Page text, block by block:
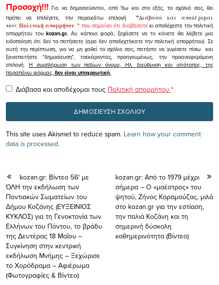
Προσοχή!!! Για να δημοσιεύονται, από 'δω και στο εξής, τα σχόλιά σας, θα
πρέπει να επιλέγετε, την παρακάτω επιλογή
"Διάβασα και αποδέχομαι
τουςΠολιτική απορρήτου" που σημαίνει ότι διαβάσατεκι αποδέχεστε την πολιτική
απορρήτου τουkozan.gr. Αν, κάποια φορά, ξεχάσετε να το κάνετε θα λάβετε μια
ειδοποίηση ότι δεν το πατήσατε (αρα δεν αποδεχτήκατε την πολιτική απορρήτου). Σε
αυτή την περίπτωση, για να μη χαθεί το σχόλιο σας, πατήστε να γυρίσετε πίσω και
ξαναπατήστε "δημοσίευση", τσεκάροντας, προηγουμένως, την προαναφερόμενη
επιλογή.Η συμπλήρωση των πεδίων όνομα, Ηλ. διεύθυνση και ιστότοπος, της
παραπάνω φόρμας, δεν είναι υποχρεωτική.
Διάβασα και αποδέχομαι τους Πολιτική απορρήτου *
This site uses Akismet to reduce spam. Learn how your comment
data is processed.
kozan.gr: Βίντεο 56′ με
ΌΛΗ την εκδήλωση των
Ποντιακών Σωματείων του
Δήμου Κοζάνης (ΕΥΞΕΙΝΙΟΣ
ΚΥΚΛΟΣ) για τη Γενοκτονία των
Ελλήνων του Πόντου, το βράδυ
της Δευτέρας 18 Μαΐου –
Συγκίνηση στην κεντρική
εκδήλωση Μνήμης – Ξεχώρισε
το Χορόδραμα – Αφιέρωμα
(Φωτογραφίες & Βίντεο)
kozan.gr: Από το 1979 μέχρι
σήμερα – Ο «μαέστρος» του
ψητού, Ζήνος Καραμούζας, μιλά
στο kozan.gr για την εστίαση,
την παλιά Κοζάνη και τη
σημερινή δύσκολη
καθημερινότητα (Bίντεο)